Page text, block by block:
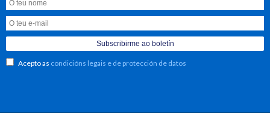
Acepto as condicións legais e de protección de datos